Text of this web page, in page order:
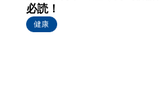
必読！
健康